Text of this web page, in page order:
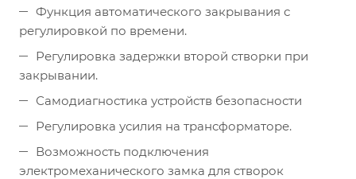
Функция автоматического закрывания с
регулировкой по времени.
Регулировка задержки второй створки при
закрывании.
Самодиагностика устройств безопасности
Регулировка усилия на трансформаторе.
Возможность подключения
электромеханического замка для створок